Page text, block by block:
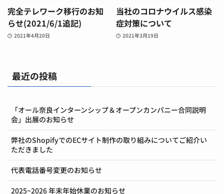
完全テレワーク移行のお知
らせ(2021/6/1追記)
2021年4月20日
当社のコロナウイルス感染
症対策について
2021年3月19日
最近の投稿
「オール奈良インターンシップ＆オープンカンパニー合同説明
会」出展のお知らせ
弊社のShopifyでのECサイト制作の取り組みについてご紹介い
ただきました
代表電話番号変更のお知らせ
2025~2026 年末年始休業のお知らせ